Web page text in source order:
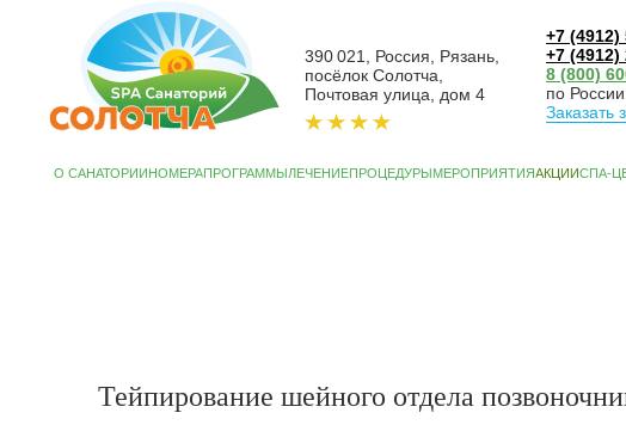
390 021, Россия, Рязань,
посёлок Солотча,
Почтовая улица, дом 4
+7 (4912)
+7 (4912)
8 (800)
по
Заказать
Тейпирование шейного отдела